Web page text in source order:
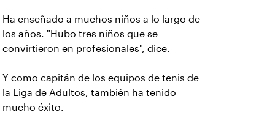
Ha enseñado a muchos niños a lo largo de
los años. "Hubo tres niños que se
convirtieron en profesionales", dice.
Y como capitán de los equipos de tenis de
la Liga de Adultos, también ha tenido
mucho éxito.